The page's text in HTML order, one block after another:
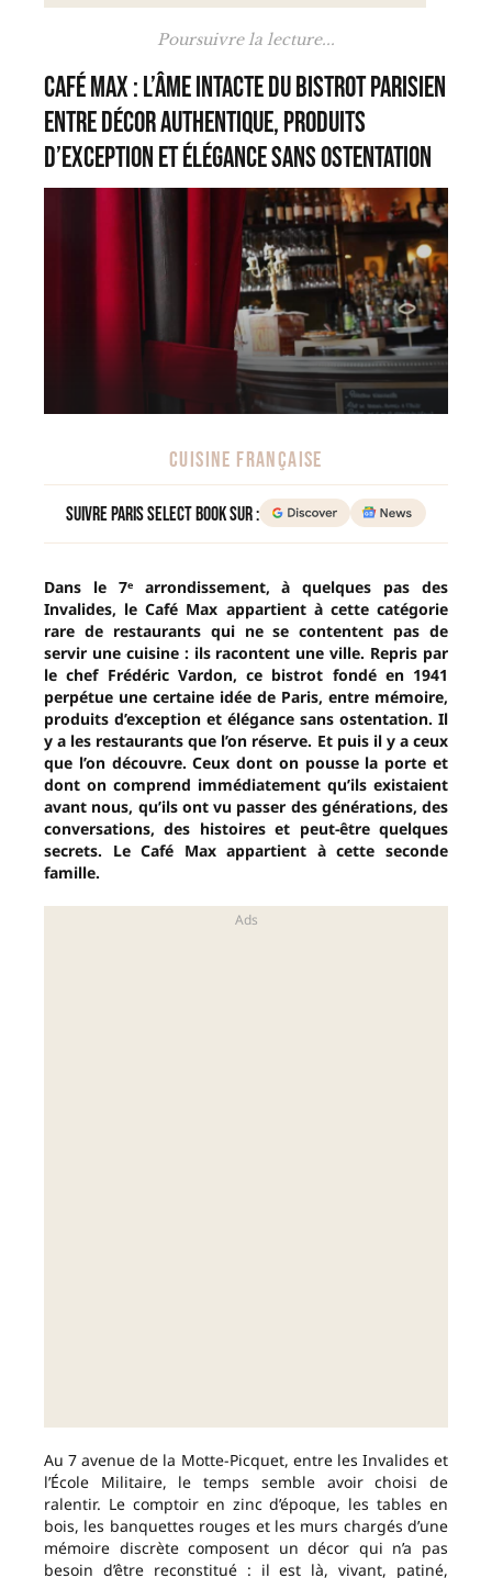
Poursuivre la lecture...
Café Max : l’âme intacte du bistrot parisien
entre décor authentique, produits
d’exception et élégance sans ostentation
CUISINE FRANÇAISE
Suivre Paris Select Book sur :
Dans le 7ᵉ arrondissement, à quelques pas des
Invalides, le Café Max appartient à cette catégorie
rare de restaurants qui ne se contentent pas de
servir une cuisine : ils racontent une ville. Repris par
le chef Frédéric Vardon, ce bistrot fondé en 1941
perpétue une certaine idée de Paris, entre mémoire,
produits d’exception et élégance sans ostentation. Il
y a les restaurants que l’on réserve. Et puis il y a ceux
que l’on découvre. Ceux dont on pousse la porte et
dont on comprend immédiatement qu’ils existaient
avant nous, qu’ils ont vu passer des générations, des
conversations, des histoires et peut-être quelques
secrets. Le Café Max appartient à cette seconde
famille.
Au 7 avenue de la Motte-Picquet, entre les Invalides et
l’École Militaire, le temps semble avoir choisi de
ralentir. Le comptoir en zinc d’époque, les tables en
bois, les banquettes rouges et les murs chargés d’une
mémoire discrète composent un décor qui n’a pas
besoin d’être reconstitué : il est là, vivant, patiné,